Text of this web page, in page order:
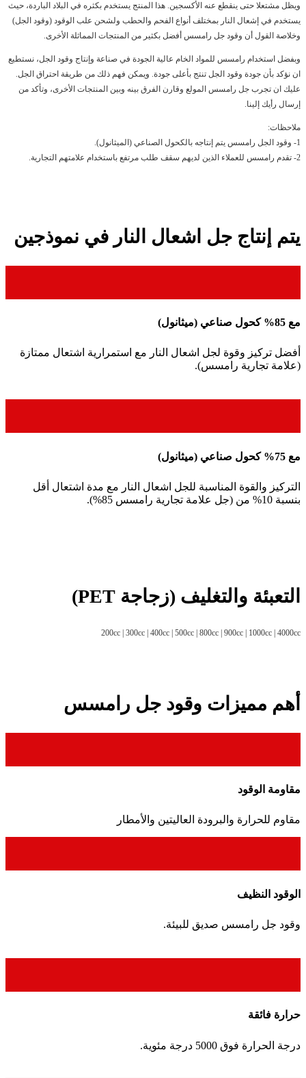
ويظل مشتعلا حتى ينقطع عنه الأكسجين. هذا المنتج يستخدم بكثره في البلاد الباردة، حيث
يستخدم في إشعال النار بمختلف أنواع الفحم والحطب ولشحن علب الوقود (وقود الجل)
وخلاصة القول أن وقود جل رامسس أفضل بكثير من المنتجات المماثلة الأخرى.
وبفضل استخدام رامسس للمواد الخام عالية الجودة في صناعة وإنتاج وقود الجل، نستطيع
ان نؤكد بأن جودة وقود الجل تنتج بأعلى جودة. ويمكن فهم ذلك من طريقة احتراق الجل.
عليك ان تجرب جل رامسس المولع وقارن الفرق بينه وبين المنتجات الأخرى، وتأكد من
إرسال رأيك إلينا.
ملاحظات:
1- وقود الجل رامسس يتم إنتاجه بالكحول الصناعي (الميثانول).
2- تقدم رامسس للعملاء الذين لديهم سقف طلب مرتفع باستخدام علامتهم التجارية.
يتم إنتاج جل اشعال النار في نموذجين
مع 85% كحول صناعي (ميثانول)
أفضل تركيز وقوة لجل اشعال النار مع استمرارية اشتعال ممتازة
(علامة تجارية رامسس).
مع 75% كحول صناعي (ميثانول)
التركيز والقوة المناسبة للجل اشعال النار مع مدة اشتعال أقل
بنسبة 10% من (جل علامة تجارية رامسس 85%).
التعبئة والتغليف (زجاجة PET)
200cc | 300cc | 400cc | 500cc | 800cc | 900cc | 1000cc | 4000cc
أهم مميزات وقود جل رامسس
مقاومة الوقود
مقاوم للحرارة والبرودة العاليتين والأمطار
الوقود النظيف
وقود جل رامسس صديق للبيئة.
حرارة فائقة
درجة الحرارة فوق 5000 درجة مئوية.